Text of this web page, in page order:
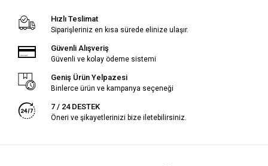
Hızlı Teslimat
Siparişleriniz en kısa sürede elinize ulaşır.
Güvenli Alışveriş
Güvenli ve kolay ödeme sistemi
Geniş Ürün Yelpazesi
Binlerce ürün ve kampanya seçeneği
7 / 24 DESTEK
Öneri ve şikayetlerinizi bize iletebilirsiniz.